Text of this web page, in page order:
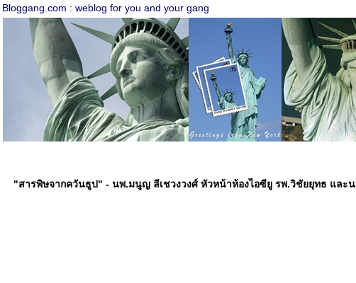
Bloggang.com : weblog for you and your gang
"สารพิษจากควันธูป" - นพ.มนูญ ลีเชวงวงศ์ หัวหน้าห้องไอซียู รพ.วิชัยยุทธ และ